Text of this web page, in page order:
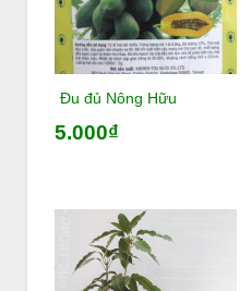
Đu đủ Nông Hữu
5.000₫